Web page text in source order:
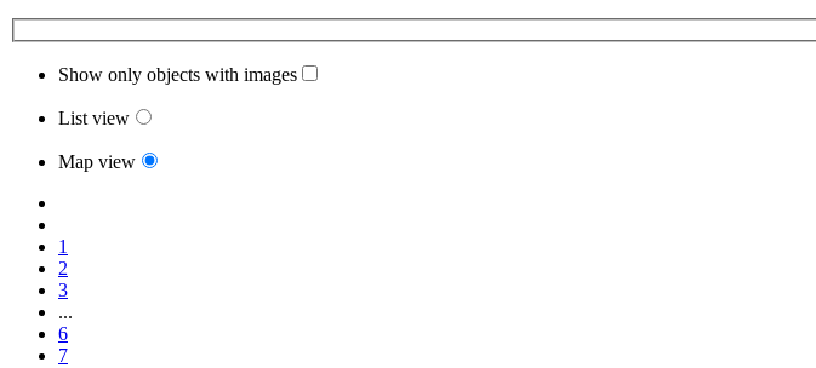
Show only objects with images
List view
Map view
1
2
3
...
6
7